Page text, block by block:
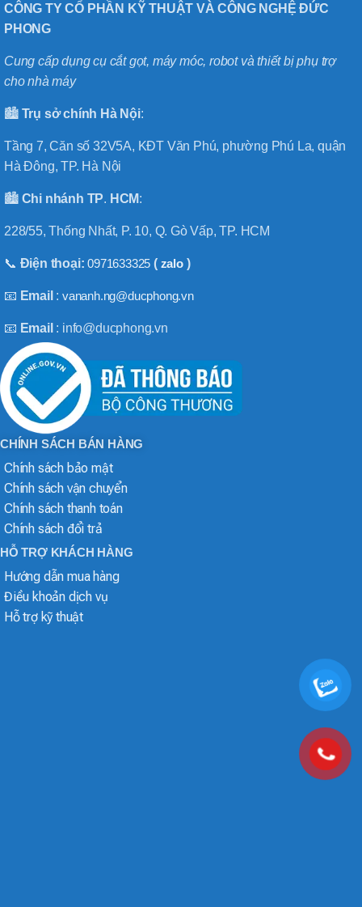
CÔNG TY CỔ PHẦN KỸ THUẬT VÀ CÔNG NGHỆ ĐỨC
PHONG
Cung cấp dụng cụ cắt gọt, máy móc, robot và thiết bị phụ trợ
cho nhà máy
🏙️ Trụ sở chính Hà Nội:
Tầng 7, Căn số 32V5A, KĐT Văn Phú, phường Phú La, quận
Hà Đông, TP. Hà Nội
🏙️ Chi nhánh TP. HCM:
228/55, Thống Nhất, P. 10, Q. Gò Vấp, TP. HCM
📞 Điện thoại:0971633325 ( zalo)
📧 Email :vananh.ng@ducphong.vn
📧 Email : info@ducphong.vn
CHÍNH SÁCH BÁN HÀNG
Chính sách bảo mật
Chính sách vận chuyển
Chính sách thanh toán
Chính sách đổi trả
HỖ TRỢ KHÁCH HÀNG
Hướng dẫn mua hàng
Điều khoản dịch vụ
Hỗ trợ kỹ thuật